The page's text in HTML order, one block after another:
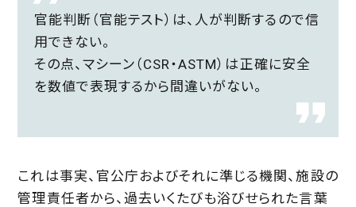
官能判断（官能テスト）は、人が判断するので信
用できない。
その点、マシーン（CSR・ASTM）は正確に安全
を数値で表現するから間違いがない。
これは事実、官公庁およびそれに準じる機関、施設の
管理責任者から、過去いくたびも浴びせられた言葉